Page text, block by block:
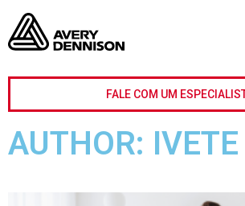
FALE COM UM
AUTHOR: